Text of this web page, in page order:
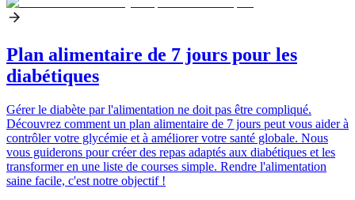
Plan alimentaire de 7 jours pour les
diabétiques
Gérer le diabète par l'alimentation ne doit pas être compliqué.
Découvrez comment un plan alimentaire de 7 jours peut vous aider à
contrôler votre glycémie et à améliorer votre santé globale. Nous
vous guiderons pour créer des repas adaptés aux diabétiques et les
transformer en une liste de courses simple. Rendre l'alimentation
saine facile, c'est notre objectif !